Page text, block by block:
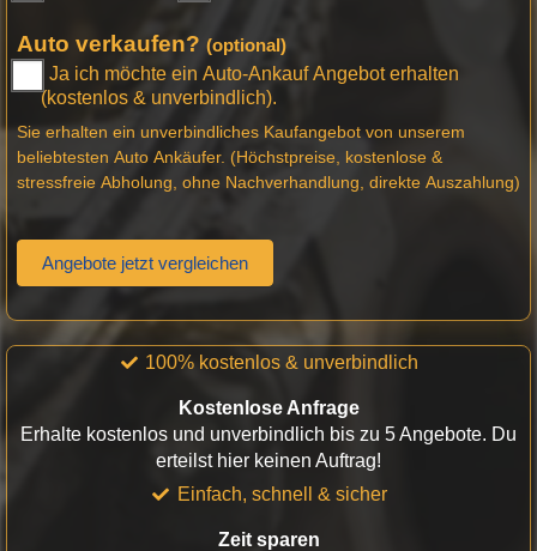
Auto verkaufen? (optional)
Ja ich möchte ein Auto-Ankauf Angebot erhalten
(kostenlos & unverbindlich).
Sie erhalten ein unverbindliches Kaufangebot von unserem
beliebtesten Auto Ankäufer. (Höchstpreise, kostenlose &
stressfreie Abholung, ohne Nachverhandlung, direkte Auszahlung)
Angebote jetzt vergleichen
100% kostenlos & unverbindlich
Kostenlose Anfrage
Erhalte kostenlos und unverbindlich bis zu 5 Angebote. Du
erteilst hier keinen Auftrag!
Einfach, schnell & sicher
Zeit sparen